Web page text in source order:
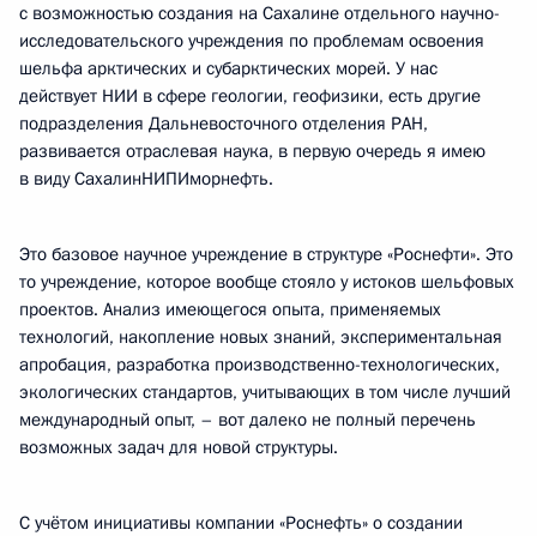
с возможностью создания на Сахалине отдельного научно-
исследовательского учреждения по проблемам освоения
шельфа арктических и субарктических морей. У нас
действует НИИ в сфере геологии, геофизики, есть другие
подразделения Дальневосточного отделения РАН,
развивается отраслевая наука, в первую очередь я имею
в виду СахалинНИПИморнефть.
Это базовое научное учреждение в структуре «Роснефти». Это
то учреждение, которое вообще стояло у истоков шельфовых
проектов. Анализ имеющегося опыта, применяемых
технологий, накопление новых знаний, экспериментальная
апробация, разработка производственно-технологических,
экологических стандартов, учитывающих в том числе лучший
международный опыт, – вот далеко не полный перечень
возможных задач для новой структуры.
С учётом инициативы компании «Роснефть» о создании